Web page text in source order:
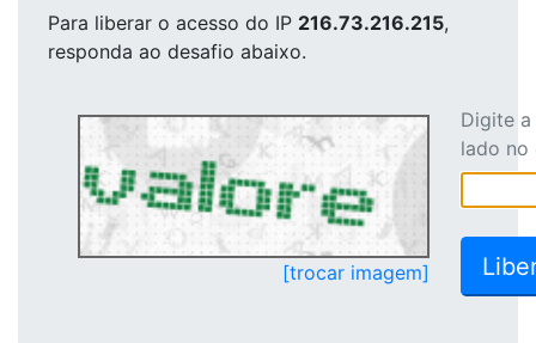
Para liberar o acesso do IP 216.73.216.215,
responda ao desafio abaixo.
[trocar imagem]
Digite
lado no